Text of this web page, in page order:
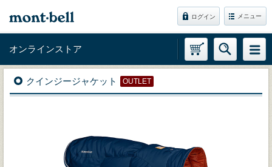
ログイン メニュー
オンラインストア
クインジージャケット OUTLET